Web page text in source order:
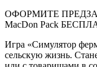
ОФОРМИТЕ
MacDon Pack
Игра «Симулятор
сельскую жизнь.